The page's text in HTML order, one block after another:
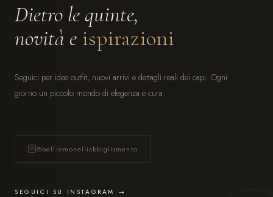
Dietro le quinte,
novità e ispirazioni
Seguici per idee outfit, nuovi arrivi e dettagli reali dei capi. Ogni
giorno un piccolo mondo di eleganza e cura.
@belliemonelliabbigliamento
SEGUICI SU INSTAGRAM →